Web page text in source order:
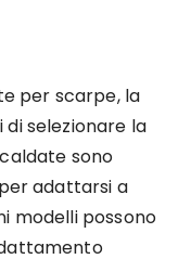
per scarpe, la
selezionare la
sono
adattarsi a
modelli possono